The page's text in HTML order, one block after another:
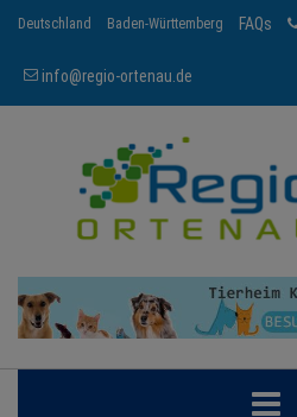
Deutschland Baden-Württemberg FAQs
info@regio-ortenau.de